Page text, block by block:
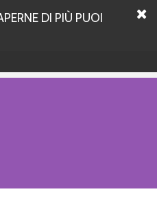
DI PIÙ PUOI